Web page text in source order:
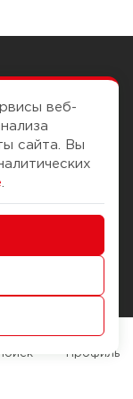
оплата
качества
веб-
сайта. Вы
Профиль